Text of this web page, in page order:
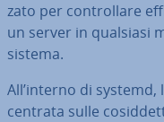
za­to per con­trol­la­re
un server in qualsiasi
sistema.
All’interno di
cen­tra­ta sulle